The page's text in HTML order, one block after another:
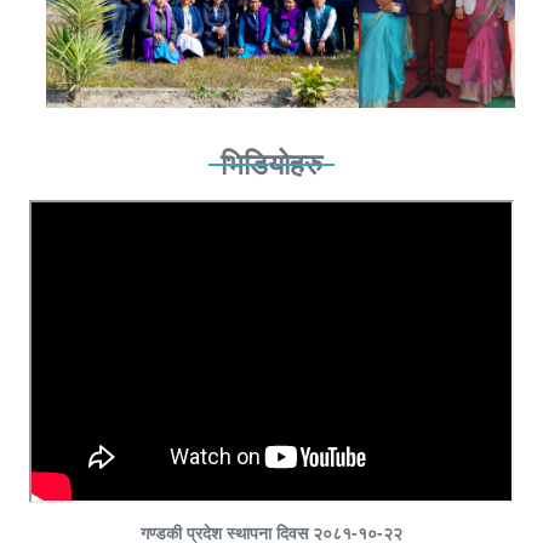
भिडियोहरु
गण्डकी प्रदेश स्थापना दिवस २०८१-१०-२२